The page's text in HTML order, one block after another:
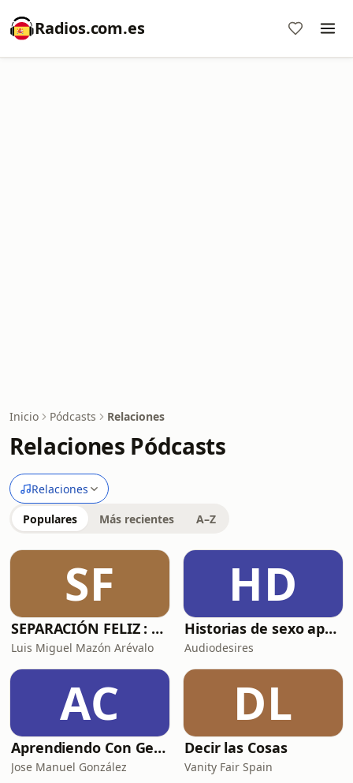
Radios.com.es
Inicio Pódcasts Relaciones
Relaciones Pódcasts
Relaciones
Populares Más recientes A–Z
SF
SEPARACIÓN FELIZ : Psicología, Dolor y Renacimiento
Luis Miguel Mazón Arévalo
HD
Historias de sexo apasionado ❤️‍🔥 Susurros de placer en audio
Audiodesires
AC
Aprendiendo Con Gente
Jose Manuel González
DL
Decir las Cosas
Vanity Fair Spain